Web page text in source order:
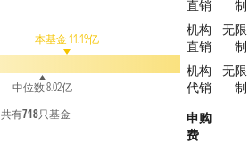
本基金 11.19亿
中位数 8.02亿
共有718只基金
直销
制
机构
直销
无限
制
机构
代销
无限
制
申购
费